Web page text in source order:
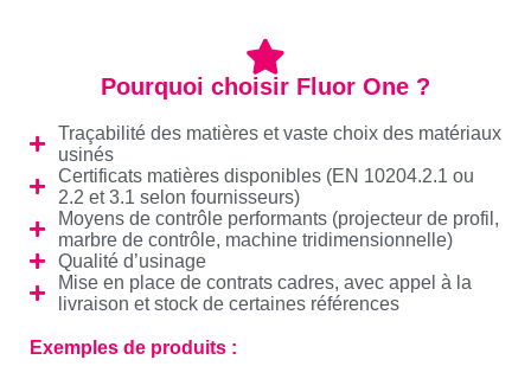
Pourquoi choisir Fluor One ?
Traçabilité des matières et vaste choix des matériaux
usinés
Certificats matières disponibles (EN 10204.2.1 ou
2.2 et 3.1 selon fournisseurs)
Moyens de contrôle performants (projecteur de profil,
marbre de contrôle, machine tridimensionnelle)
Qualité d’usinage
Mise en place de contrats cadres, avec appel à la
livraison et stock de certaines références
Exemples de produits :